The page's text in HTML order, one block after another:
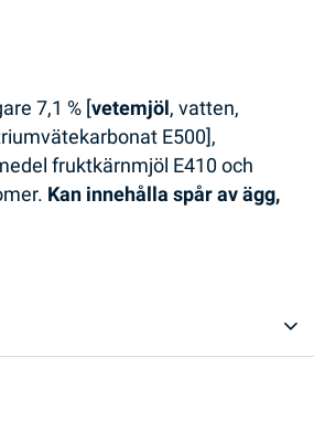
7,1 % [vetemjöl, vatten,
E500],
fruktkärnmjöl E410 och
Kan innehålla spår av ägg,